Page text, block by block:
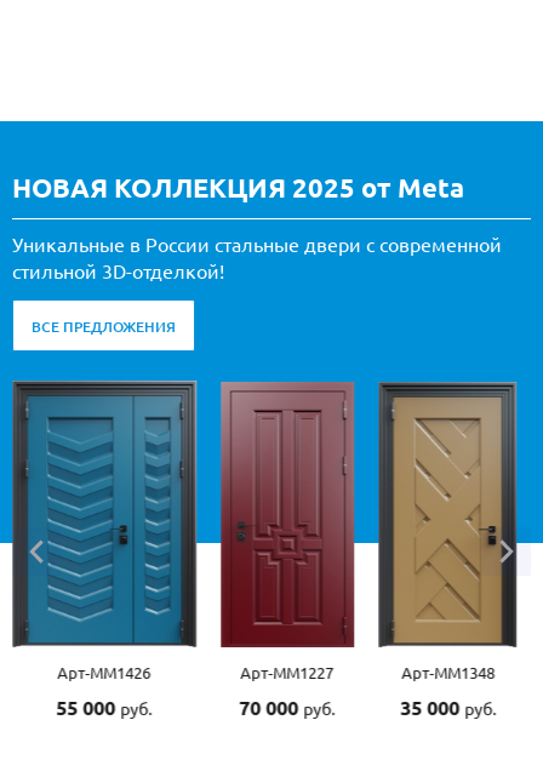
НОВАЯ КОЛЛЕКЦИЯ 2025 от Meta
Уникальные в России стальные двери с современной
стильной 3D-отделкой!
ВСЕ ПРЕДЛОЖЕНИЯ
Арт-ММ1227
70 000руб.
Арт-ММ1348
35 000руб.
Арт-ММ1507
55 000руб.